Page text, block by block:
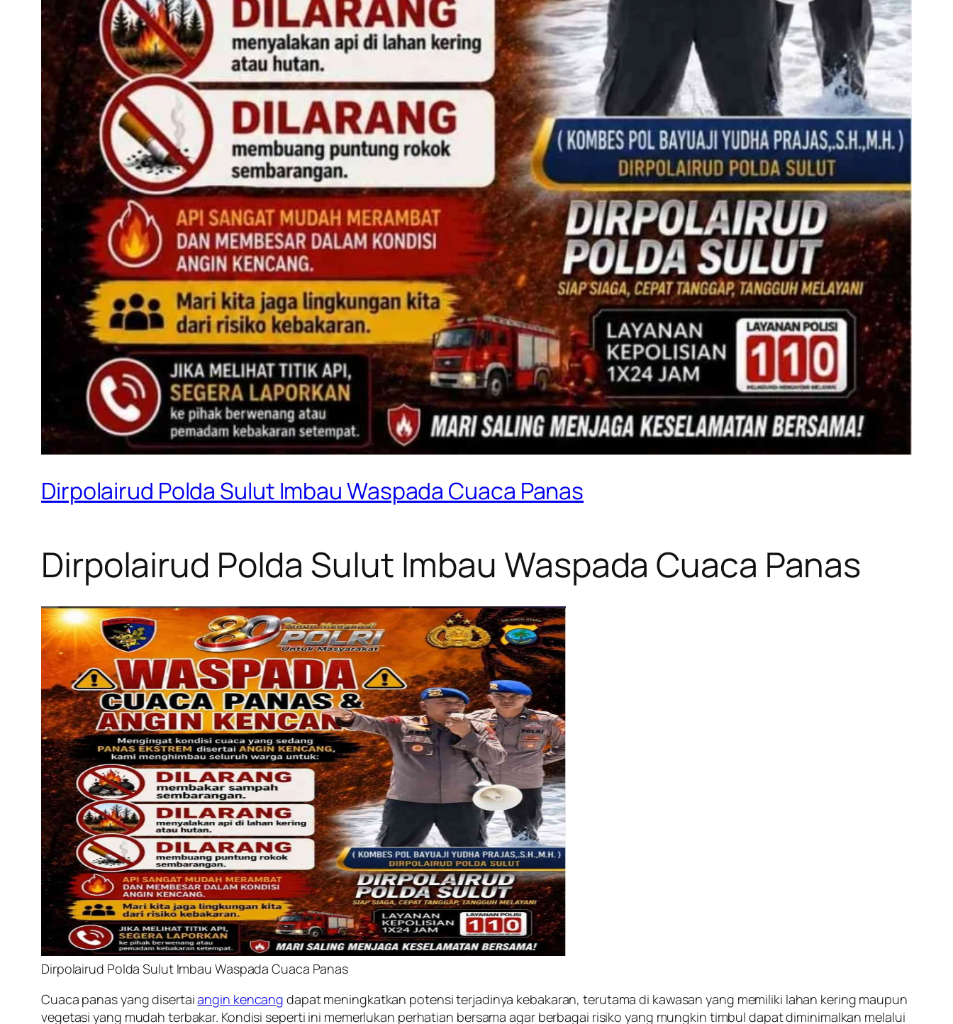
Dirpolairud Polda Sulut Imbau Waspada Cuaca Panas
Dirpolairud Polda Sulut Imbau Waspada Cuaca Panas
Dirpolairud Polda Sulut Imbau Waspada Cuaca Panas
Cuaca panas yang disertaiangin kencang dapat meningkatkan potensi terjadinya kebakaran, terutama di kawasan yang memiliki lahan kering maupun
vegetasi yang mudah terbakar. Kondisi seperti ini memerlukan perhatian bersama agar berbagai risiko yang mungkin timbul dapat diminimalkan melalui